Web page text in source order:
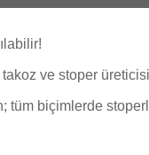
takoz ve stoper
biçimlerde